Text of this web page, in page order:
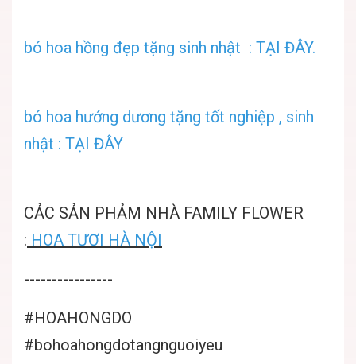
bó hoa hồng đẹp tặng sinh nhật : TẠI ĐÂY.
bó hoa hướng dương tặng tốt nghiệp , sinh
nhật : TẠI ĐÂY
CẢC SẢN PHẢM NHÀ FAMILY FLOWER
: HOA TƯƠI HÀ NỘI
----------------
#HOAHONGDO
#bohoahongdotangnguoiyeu